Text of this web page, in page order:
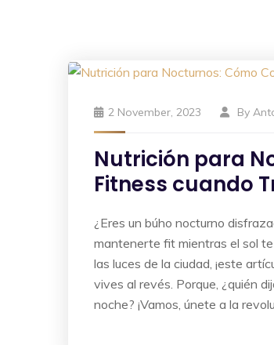
2 November, 2023 By
Nutrición para
Fitness cuando
¿Eres un búho nocturno
mantenerte fit mientras el sol
las luces de la ciudad, ¡este
vives al revés. Porque, ¿quién
noche? ¡Vamos, únete a la